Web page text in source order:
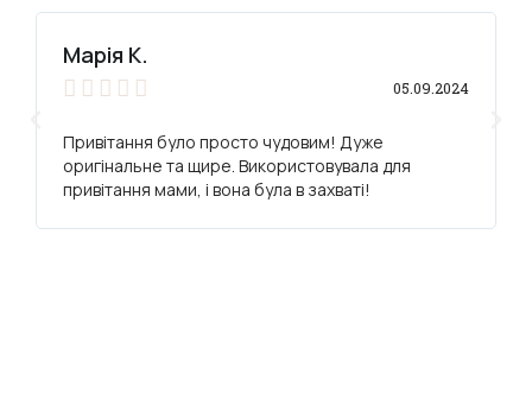
Марія К.
     05.09.2024
Привітання було просто чудовим! Дуже
оригінальне та щире. Використовувала для
привітання мами, і вона була в захваті!